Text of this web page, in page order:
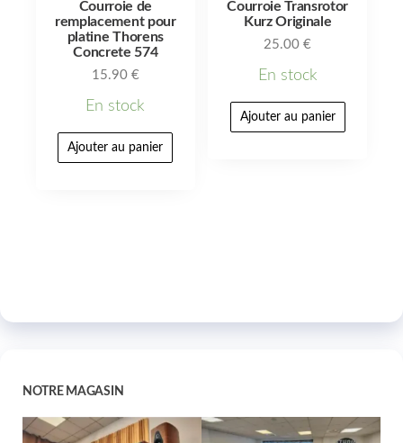
Courroie de
remplacement pour
platine Thorens
Concrete 574
15.90 €
En stock
Ajouter au panier
Courroie Transrotor
Kurz Originale
25.00€
En stock
Ajouter au panier
NOTRE MAGASIN